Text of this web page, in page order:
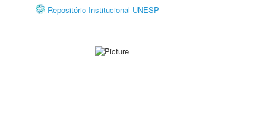
Repositório Institucional UNESP